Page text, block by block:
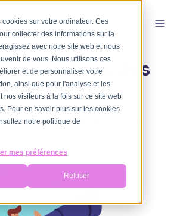
sur votre ordinateur. Ces
collecter des informations sur la
avec notre site web et nous
de vous. Nous utilisons ces
et de personnaliser votre
ainsi que pour l'analyse et les
nos visiteurs à la fois sur ce site web
Pour en savoir plus sur les cookies
notre politique de
mes préférences
Refuser
et études
nos ressources sur la
et le digital pour